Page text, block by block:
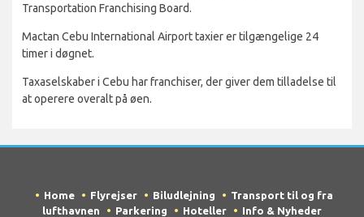
Transportation Franchising Board.
Mactan Cebu International Airport taxier er tilgængelige 24
timer i døgnet.
Taxaselskaber i Cebu har franchiser, der giver dem tilladelse til
at operere overalt på øen.
Home Flyrejser Biludlejning
Transport til og fra
lufthavnen
Parkering Hoteller
Info & Nyheder